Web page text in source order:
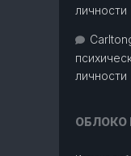
личности
личности
ОБЛОКО